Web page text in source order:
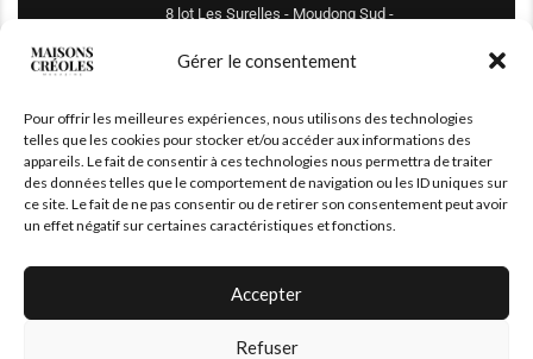
Gérer le consentement
Pour offrir les meilleures expériences, nous utilisons des technologies
telles que les cookies pour stocker et/ou accéder aux informations des
appareils. Le fait de consentir à ces technologies nous permettra de traiter
des données telles que le comportement de navigation ou les ID uniques sur
ce site. Le fait de ne pas consentir ou de retirer son consentement peut avoir
un effet négatif sur certaines caractéristiques et fonctions.
Accepter
Refuser
8 lot Les Surelles - Moudong Sud -
maisonscreoles.immo@gmail.com